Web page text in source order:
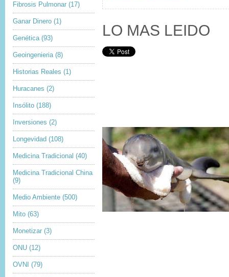
Fibrosis Pulmonar (17)
Ganar Dinero (1)
Genética (93)
Geoingenieria (8)
Historias Reales (1)
Huracanes (2)
Insólito (188)
Inversiones (2)
Longevidad (108)
Medicina Tradicional (40)
Medicina Tradicional China
(9)
Medio Ambiente (500)
Mito (63)
Monetizar (3)
ONU (12)
OVNI (79)
LO MAS LEIDO